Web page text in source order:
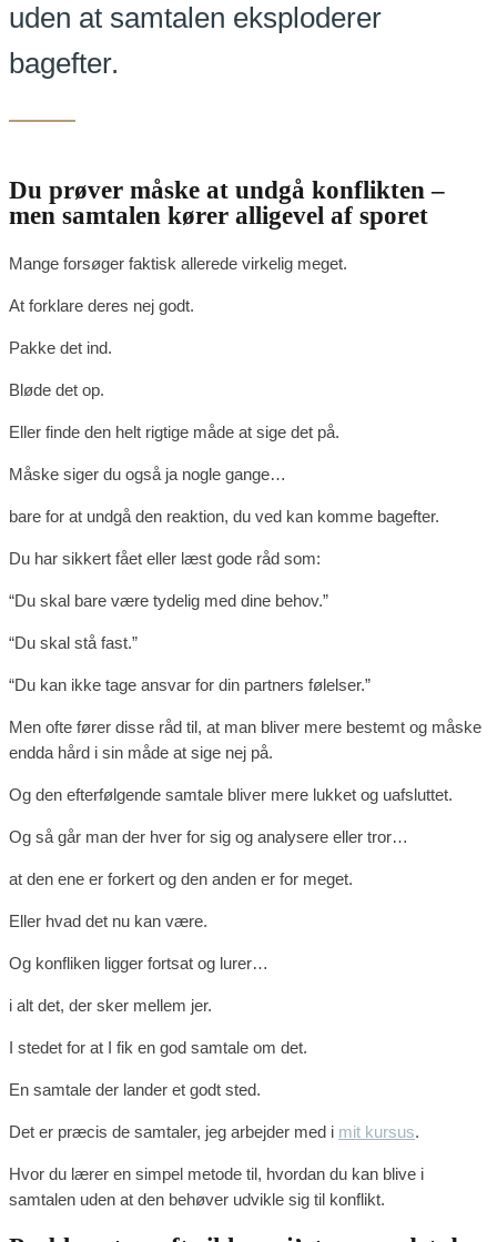
uden at samtalen eksploderer
bagefter.
Du prøver måske at undgå konflikten –
men samtalen kører alligevel af sporet
Mange forsøger faktisk allerede virkelig meget.
At forklare deres nej godt.
Pakke det ind.
Bløde det op.
Eller finde den helt rigtige måde at sige det på.
Måske siger du også ja nogle gange…
bare for at undgå den reaktion, du ved kan komme bagefter.
Du har sikkert fået eller læst gode råd som:
“Du skal bare være tydelig med dine behov.”
“Du skal stå fast.”
“Du kan ikke tage ansvar for din partners følelser.”
Men ofte fører disse råd til, at man bliver mere bestemt og måske
endda hård i sin måde at sige nej på.
Og den efterfølgende samtale bliver mere lukket og uafsluttet.
Og så går man der hver for sig og analysere eller tror…
at den ene er forkert og den anden er for meget.
Eller hvad det nu kan være.
Og konfliken ligger fortsat og lurer…
i alt det, der sker mellem jer.
I stedet for at I fik en god samtale om det.
En samtale der lander et godt sted.
Det er præcis de samtaler, jeg arbejder med i mit kursus.
Hvor du lærer en simpel metode til, hvordan du kan blive i
samtalen uden at den behøver udvikle sig til konflikt.